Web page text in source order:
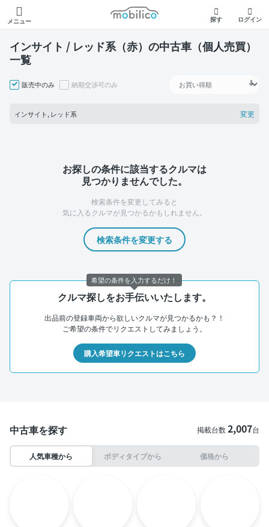
メニュー
モビリコ
探す ログイン
インサイト / レッド系（赤）の中古車（個人売買）
一覧
販売中のみ 納期交渉可のみ
インサイト, レッド系 変更
お探しの条件に該当するクルマは
見つかりませんでした。
検索条件を変更してみると
気に入るクルマが見つかるかもしれません。
検索条件を変更する
クルマ探しをお手伝いいたします。
出品前の登録車両から欲しいクルマが見つかるかも？！
ご希望の条件でリクエストしてみましょう。
購入希望車リクエストはこちら
中古車を探す 掲載台数2,007台
人気車種から ボディタイプから 価格から
希望の条件を入力するだけ！